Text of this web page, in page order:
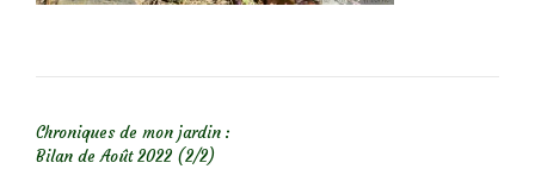
Chroniques de mon jardin :
Bilan de Août 2022 (2/2)